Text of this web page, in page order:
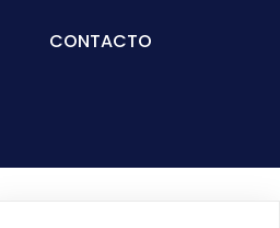
CONTACTO